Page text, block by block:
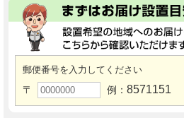
上、iOS14以上）・インターネット回線（常
線、FTTH（光ファイバー）、CATV(ケーブ
はお客様のご負担となります。）・ルーター
さい。
郵便番号を入力してください
〒 例： 8571151